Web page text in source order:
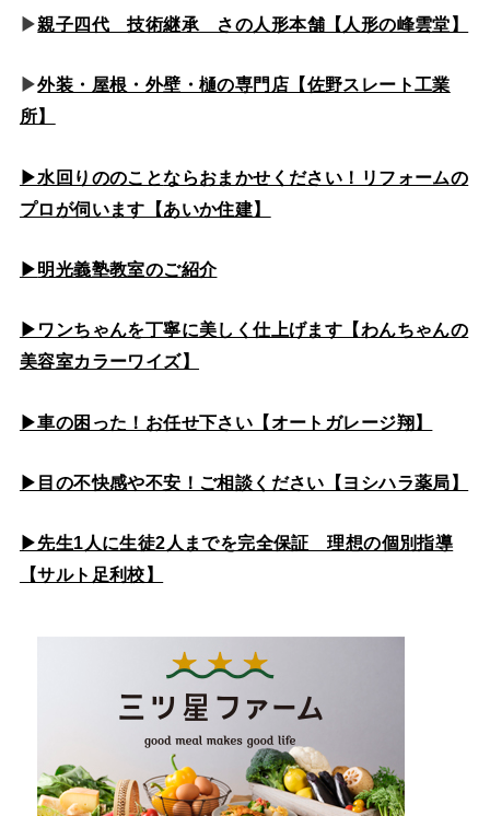
▶親子四代 技術継承 さの人形本舗【人形の峰雲堂】
▶外装・屋根・外壁・樋の専門店【佐野スレート工業
所】
▶水回りののことならおまかせください！リフォームの
プロが伺います【あいか住建】
▶明光義塾教室のご紹介
▶ワンちゃんを丁寧に美しく仕上げます【わんちゃんの
美容室カラーワイズ】
▶車の困った！お任せ下さい【オートガレージ翔】
▶目の不快感や不安！ご相談ください【ヨシハラ薬局】
▶先生1人に生徒2人までを完全保証 理想の個別指導
【サルト足利校】